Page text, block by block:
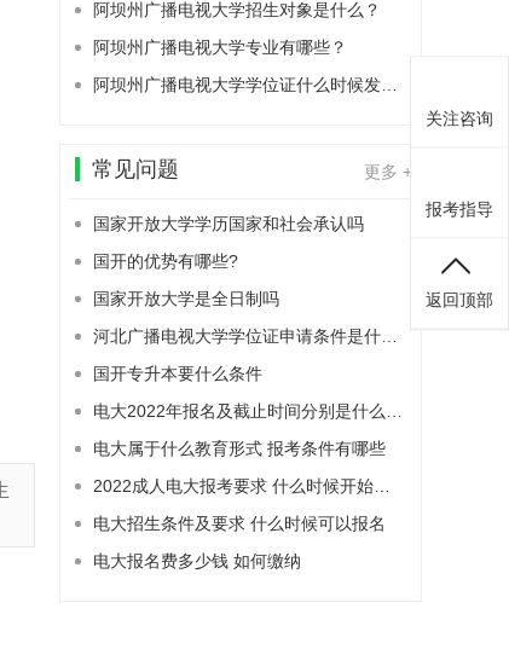
阿坝州广播电视大学招生对象是什么？
阿坝州广播电视大学专业有哪些？
阿坝州广播电视大学学位证什么时候发下来？
常见问题 更多 +
国家开放大学学历国家和社会承认吗
国开的优势有哪些?
国家开放大学是全日制吗
河北广播电视大学学位证申请条件是什么？
国开专升本要什么条件
电大2022年报名及截止时间分别是什么时候
电大属于什么教育形式 报考条件有哪些
2022成人电大报考要求 什么时候开始报名
电大招生条件及要求 什么时候可以报名
电大报名费多少钱 如何缴纳
关注咨询
报考指导
返回顶部